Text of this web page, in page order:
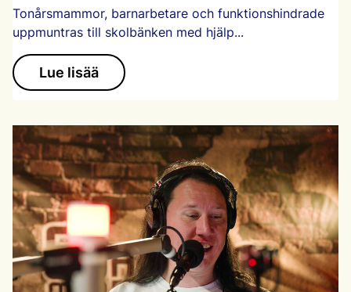
Tonårsmammor, barnarbetare och funktionshindrade
uppmuntras till skolbänken med hjälp...
Lue lisää